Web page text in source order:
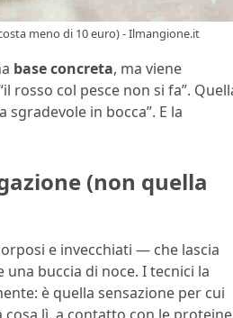
meno di 10 euro) - Ilmangione.it
base concreta, ma viene
rosso col pesce non si fa”.
in bocca”. E la
(non quella
e invecchiati — che lascia
buccia di noce. I tecnici la
è quella sensazione per cui